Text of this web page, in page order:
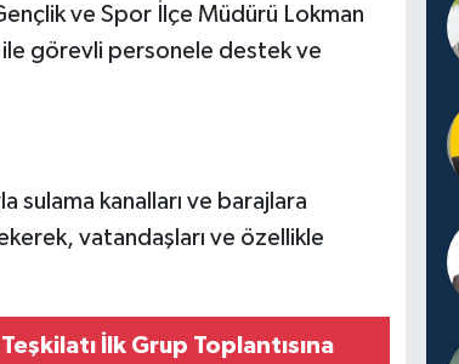
ve Spor İlçe Müdürü Lokman
görevli personele destek ve
sulama kanalları ve barajlara
vatandaşları ve özellikle
İlk Grup Toplantısına